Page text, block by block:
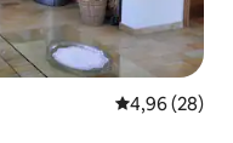
Средна
4,96 (28)